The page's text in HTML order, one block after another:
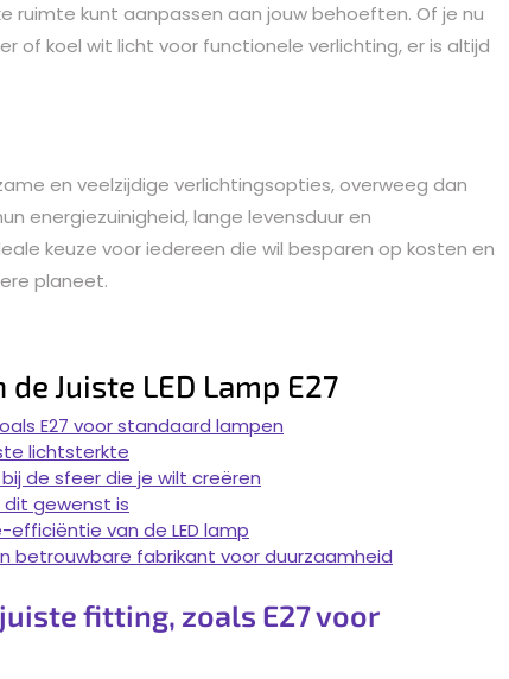
ruimte kunt aanpassen aan jouw behoeften. Of je nu
of koel wit licht voor functionele verlichting, er is altijd
en veelzijdige verlichtingsopties, overweeg dan
energiezuinigheid, lange levensduur en
keuze voor iedereen die wil besparen op kosten en
planeet.
Juiste LED Lamp E27
E27 voor standaard lampen
lichtsterkte
de sfeer die je wilt creëren
dit gewenst is
van de LED lamp
betrouwbare fabrikant voor duurzaamheid
fitting, zoals E27 voor